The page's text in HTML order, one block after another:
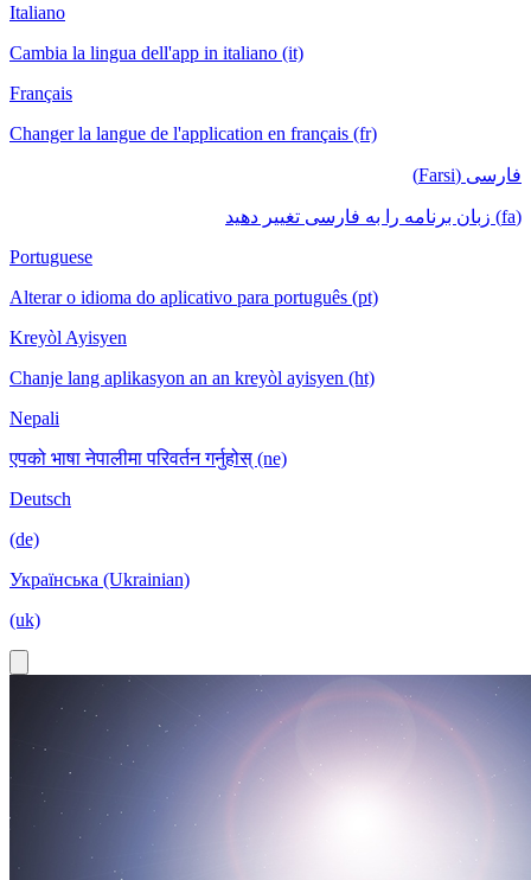
Italiano
Cambia la lingua dell'app in italiano (it)
Français
Changer la langue de l'application en français (fr)
فارسی (Farsi)
(fa) زبان برنامه را به فارسی تغییر دهید
Portuguese
Alterar o idioma do aplicativo para português (pt)
Kreyòl Ayisyen
Chanje lang aplikasyon an an kreyòl ayisyen (ht)
Nepali
एपको भाषा नेपालीमा परिवर्तन गर्नुहोस् (ne)
Deutsch
(de)
Українська (Ukrainian)
(uk)